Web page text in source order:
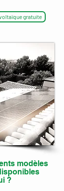
gratuite
modèles
?